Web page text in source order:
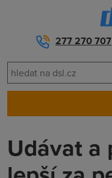
277 270 707
Udávat a